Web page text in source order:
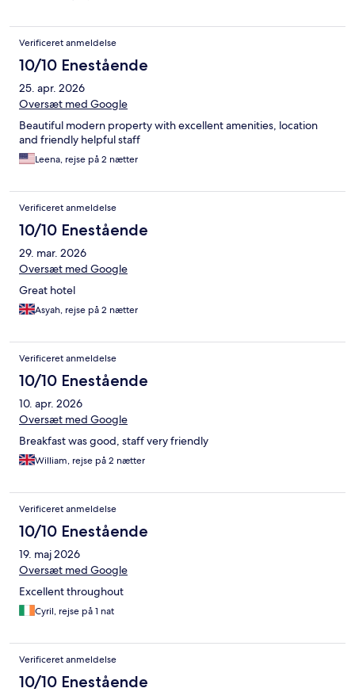
Verificeret anmeldelse
10/10 Enestående
25. apr. 2026
Oversæt med Google
Beautiful modern property with excellent amenities, location
and friendly helpful staff
Leena, rejse på 2 nætter
Verificeret anmeldelse
10/10 Enestående
29. mar. 2026
Oversæt med Google
Great hotel
Asyah, rejse på 2 nætter
Verificeret anmeldelse
10/10 Enestående
10. apr. 2026
Oversæt med Google
Breakfast was good, staff very friendly
William, rejse på 2 nætter
Verificeret anmeldelse
10/10 Enestående
19. maj 2026
Oversæt med Google
Excellent throughout
Cyril, rejse på 1 nat
Verificeret anmeldelse
10/10 Enestående